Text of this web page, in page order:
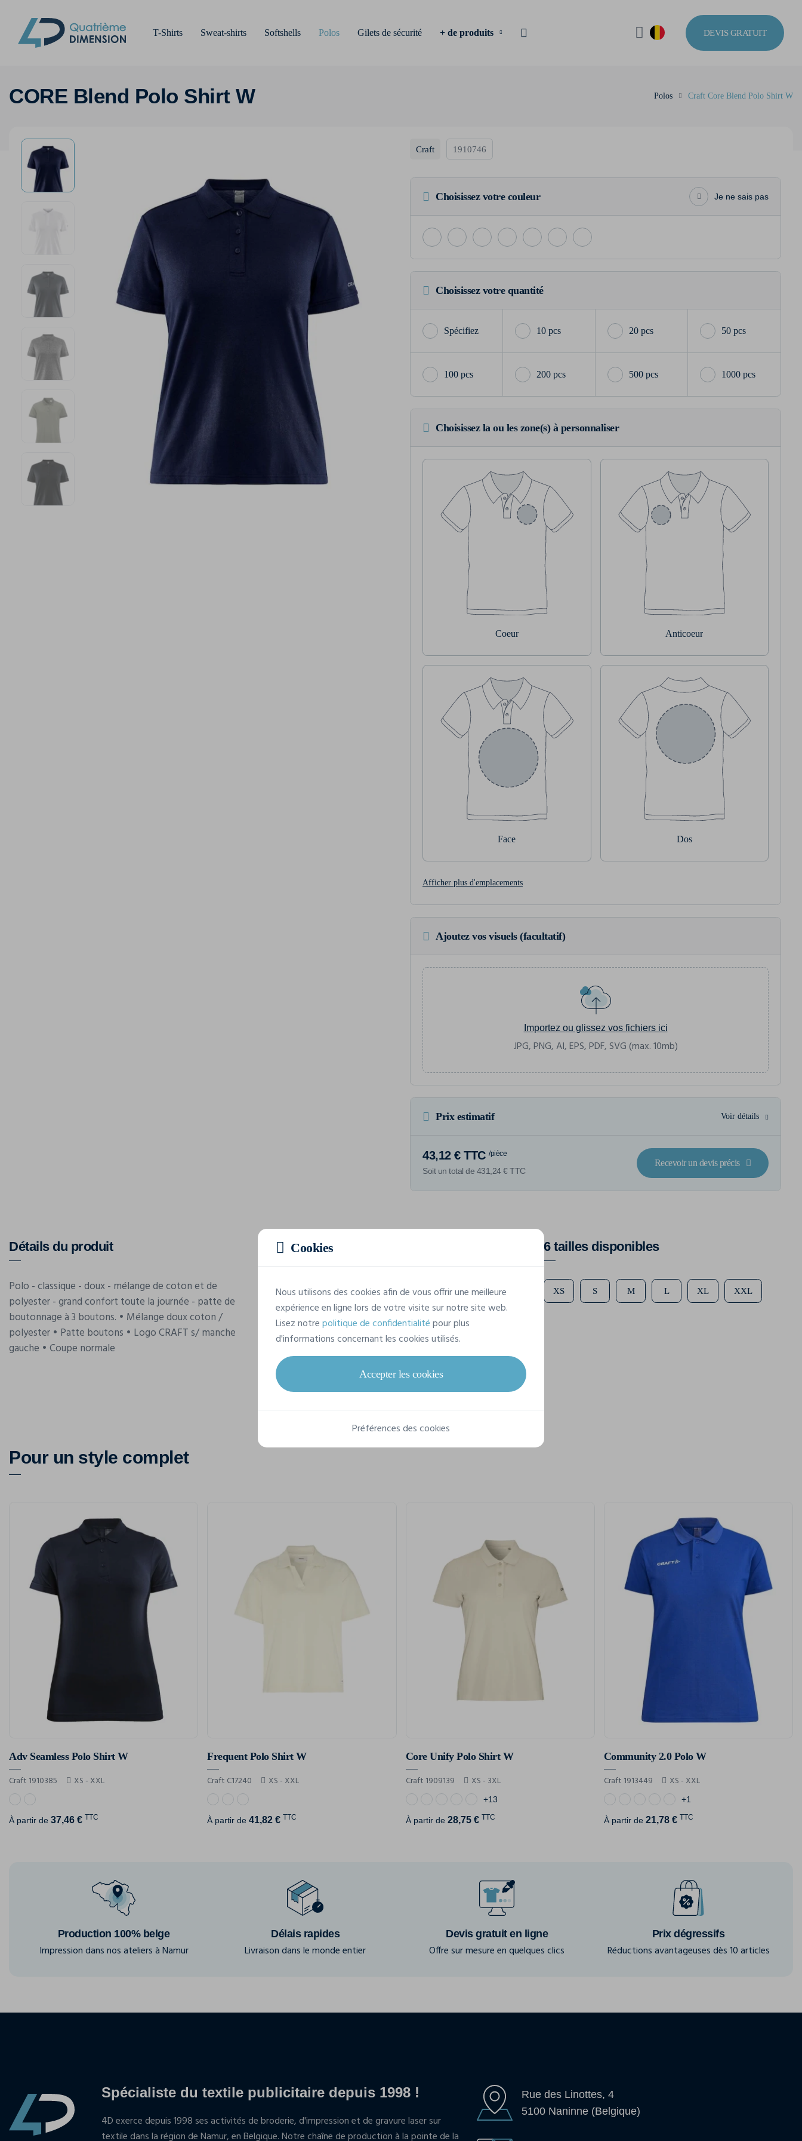
T-Shirts Sweat-shirts Softshells Polos Gilets de sécurité + de produits DEVIS GRATUIT
CORE Blend Polo Shirt W Polos Craft Core Blend Polo Shirt W
Craft 1910746
Choisissez votre couleur Je ne sais pas
Choisissez votre quantité
10 pcs 20 pcs 50 pcs
100 pcs 200 pcs 500 pcs 1000 pcs
Choisissez la ou les zone(s) à personnaliser
Coeur Anticoeur
Face Dos
Afficher plus d'emplacements
Ajoutez vos visuels (facultatif)
Importez ou glissez vos fichiers ici
JPG, PNG, AI, EPS, PDF, SVG (max. 10mb)
Prix estimatif Voir détails
43,12 € TTC /pièce
Soit un total de 431,24 € TTC
Recevoir un devis précis
Détails du produit
Polo - classique - doux - mélange de coton et de
polyester - grand confort toute la journée - patte de
boutonnage à 3 boutons. • Mélange doux coton /
polyester • Patte boutons • Logo CRAFT s/ manche
gauche • Coupe normale
Caractéristiques
Marque
Craft
Référence
1910746
Composition
57% Cotton 38% Polyester 5% Elastane
6 tailles disponibles
XS S M L XL XXL
Pour un style complet
Adv Seamless Polo Shirt W
Craft 1910385 XS - XXL
À partir de 37,46 € TTC
Frequent Polo Shirt W
Craft C17240 XS - XXL
À partir de41,82 € TTC
Core Unify Polo Shirt W
Craft 1909139 XS - 3XL
+13
À partir de 28,75 € TTC
Community 2.0 Polo W
Craft 1913449 XS - XXL
+1
À partir de 21,78 € TTC
Production 100% belge
Impression dans nos ateliers à Namur
Délais rapides
Livraison dans le monde entier
Devis gratuit en ligne
Offre sur mesure en quelques clics
Prix dégressifs
Réductions avantageuses dès 10 articles
Spécialiste du textile publicitaire depuis 1998 !
4D exerce depuis 1998 ses activités de broderie, d'impression et de gravure laser sur
textile dans la région de Namur, en Belgique. Notre chaîne de production à la pointe de la
Rue des Linottes, 4
5100 Naninne (Belgique)
Cookies
Nous utilisons des cookies afin de vous offrir une meilleure
expérience en ligne lors de votre visite sur notre site web.
Lisez notrepolitique de confidentialitépour plus
d'informations concernant les cookies utilisés.
Accepter les cookies
Préférences des cookies